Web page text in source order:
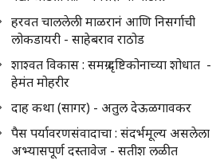
हरवत चाललेली माळरानं आणि निसर्गाची
लोकडायरी - साहेबराव राठोड
शाश्वत विकास : समग्र दृष्टिकोनाच्या शोधात -
हेमंत मोहरीर
दाह कथा (सागर) - अतुल देऊळगावकर
पैस पर्यावरणसंवादाचा : संदर्भमूल्य असलेला
अभ्यासपूर्ण दस्तावेज - सतीश लळीत